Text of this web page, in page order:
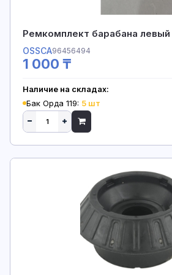
Ремкомплект барабана левый
OSSCA96456494
1 000 ₸
Наличие на складах:
Бак Орда 119: 5 шт